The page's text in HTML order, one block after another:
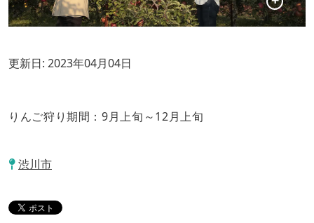
更新日: 2023年04月04日
りんご狩り期間：9月上旬～12月上旬
渋川市